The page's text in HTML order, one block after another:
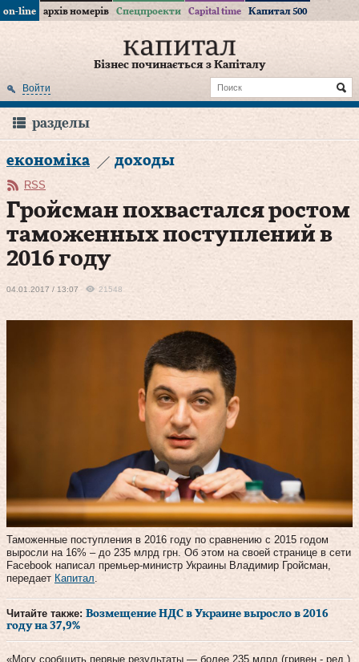
on-line архів номерів Спецпроекти Capital time Капитал 500
Бізнес починається з Капіталу
Войти
разделы
економіка доходы
RSS
Гройсман похвастался ростом
таможенных поступлений в
2016 году
04.01.2017 / 13:07 21548
Таможенные поступления в 2016 году по сравнению с 2015 годом
выросли на 16% – до 235 млрд грн. Об этом на своей странице в сети
Facebook написал премьер-министр Украины Владимир Гройсман,
передает Капитал
Читайте также: Возмещение НДС в Украине выросло в 2016
году на 37,9%
«Могу сообщить первые результаты — более 235 млрд (гривен - ред.)